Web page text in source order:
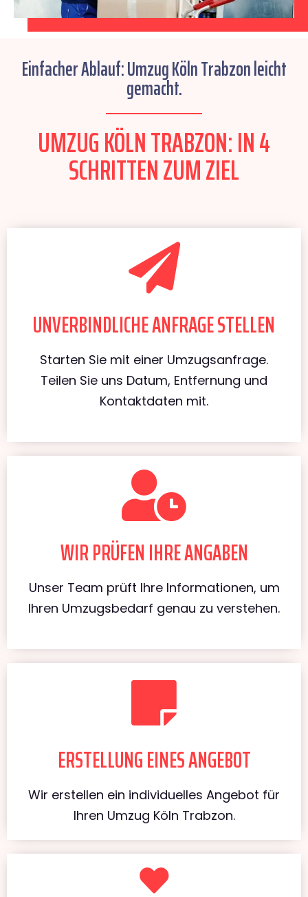
Einfacher Ablauf: Umzug Köln Trabzon leicht
gemacht.
UMZUG KÖLN TRABZON: IN 4
SCHRITTEN ZUM ZIEL
UNVERBINDLICHE ANFRAGE STELLEN
Starten Sie mit einer Umzugsanfrage.
Teilen Sie uns Datum, Entfernung und
Kontaktdaten mit.
WIR PRÜFEN IHRE ANGABEN
Unser Team prüft Ihre Informationen, um
Ihren Umzugsbedarf genau zu verstehen.
ERSTELLUNG EINES ANGEBOT
Wir erstellen ein individuelles Angebot für
Ihren Umzug Köln Trabzon.